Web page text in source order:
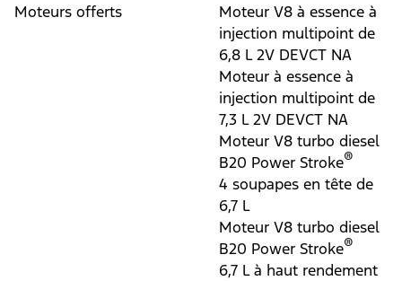
Moteurs offerts
Moteur V8 à essence à
injection multipoint de
6,8 L 2V DEVCT NA
Moteur à essence à
injection multipoint de
7,3 L 2V DEVCT NA
Moteur V8 turbo diesel
B20 Power Stroke®
4 soupapes en tête de
6,7 L
Moteur V8 turbo diesel
B20 Power Stroke®
6,7 L à haut rendement